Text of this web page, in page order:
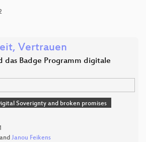
Vertrauen
das Badge Programm digitale
Soverignty and broken promises
and Janou Feikens